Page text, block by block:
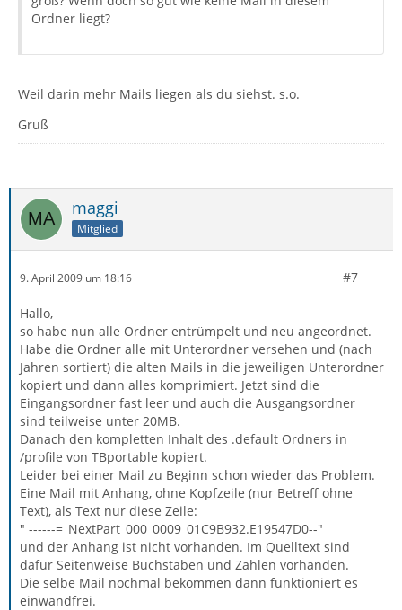
Ordner liegt?
Weil darin mehr Mails liegen als du siehst. s.o.
Gruß
maggi
Mitglied
9. April 2009 um 18:16 #7
Hallo,
so habe nun alle Ordner entrümpelt und neu angeordnet.
Habe die Ordner alle mit Unterordner versehen und (nach
Jahren sortiert) die alten Mails in die jeweiligen Unterordner
kopiert und dann alles komprimiert. Jetzt sind die
Eingangsordner fast leer und auch die Ausgangsordner
sind teilweise unter 20MB.
Danach den kompletten Inhalt des .default Ordners in
/profile von TBportable kopiert.
Leider bei einer Mail zu Beginn schon wieder das Problem.
Eine Mail mit Anhang, ohne Kopfzeile (nur Betreff ohne
Text), als Text nur diese Zeile:
" ------=_NextPart_000_0009_01C9B932.E19547D0--"
und der Anhang ist nicht vorhanden. Im Quelltext sind
dafür Seitenweise Buchstaben und Zahlen vorhanden.
Die selbe Mail nochmal bekommen dann funktioniert es
einwandfrei.